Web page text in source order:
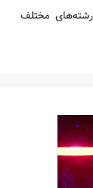
رشته‌های مختلف